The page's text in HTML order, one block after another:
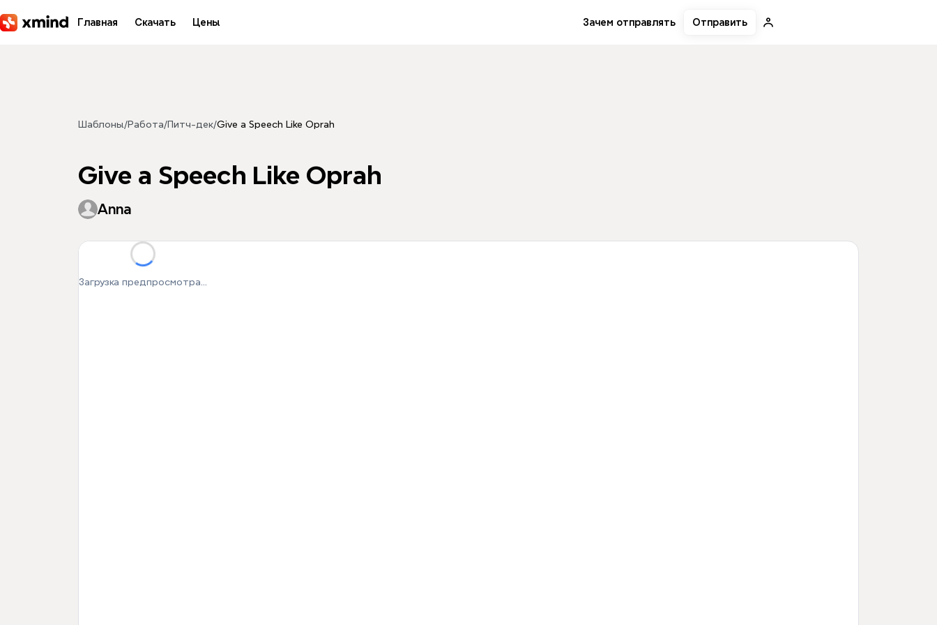
Главная Скачать Цены Зачем отправлять Отправить
Шаблоны /Работа/Питч-дек/Give a Speech Like Oprah
Give a Speech Like Oprah
Anna
Загрузка предпросмотра...